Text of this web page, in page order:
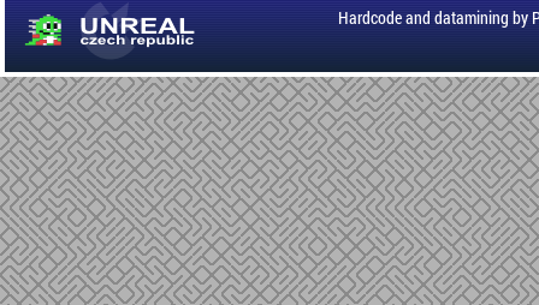
Hardcode and datamining by